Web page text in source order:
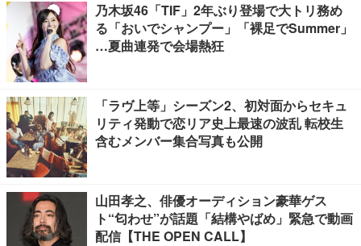
乃木坂46「TIF」2年ぶり登場で大トリ務め
る「おいでシャンプー」「裸足でSummer」
…夏曲連発で会場熱狂
「ラヴ上等」シーズン2、初対面からセキュ
リティ発動で恋リア史上最速の波乱 転校生
含むメンバー集合写真も公開
山田孝之、俳優オーディション豪華ゲス
ト“匂わせ”が話題「結構やばめ」緊急で動画
配信【THE OPEN CALL】